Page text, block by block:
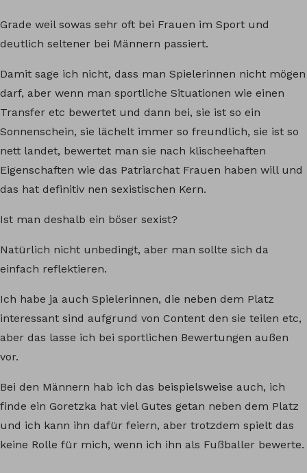
Grade weil sowas sehr oft bei Frauen im Sport und
deutlich seltener bei Männern passiert.
Damit sage ich nicht, dass man Spielerinnen nicht mögen
darf, aber wenn man sportliche Situationen wie einen
Transfer etc bewertet und dann bei, sie ist so ein
Sonnenschein, sie lächelt immer so freundlich, sie ist so
nett landet, bewertet man sie nach klischeehaften
Eigenschaften wie das Patriarchat Frauen haben will und
das hat definitiv nen sexistischen Kern.
Ist man deshalb ein böser sexist?
Natürlich nicht unbedingt, aber man sollte sich da
einfach reflektieren.
Ich habe ja auch Spielerinnen, die neben dem Platz
interessant sind aufgrund von Content den sie teilen etc,
aber das lasse ich bei sportlichen Bewertungen außen
vor.
Bei den Männern hab ich das beispielsweise auch, ich
finde ein Goretzka hat viel Gutes getan neben dem Platz
und ich kann ihn dafür feiern, aber trotzdem spielt das
keine Rolle für mich, wenn ich ihn als Fußballer bewerte.